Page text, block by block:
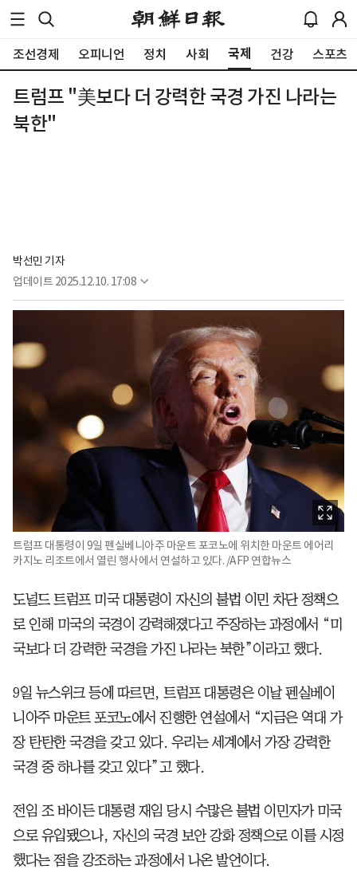
조선경제 오피니언 정치 사회 국제 건강 스포츠
트럼프 "美보다 더 강력한 국경 가진 나라는
북한"
박선민 기자
업데이트 2025.12.10. 17:08
트럼프 대통령이 9일 펜실베니아주 마운트 포코노에 위치한 마운트 에어리
카지노 리조트에서 열린 행사에서 연설하고 있다. /AFP 연합뉴스
도널드 트럼프 미국 대통령이 자신의 불법 이민 차단 정책으
로 인해 미국의 국경이 강력해졌다고 주장하는 과정에서 “미
국보다 더 강력한 국경을 가진 나라는 북한”이라고 했다.
9일 뉴스위크 등에 따르면, 트럼프 대통령은 이날 펜실베이
니아주 마운트 포코노에서 진행한 연설에서 “지금은 역대 가
장 탄탄한 국경을 갖고 있다. 우리는 세계에서 가장 강력한
국경 중 하나를 갖고 있다”고 했다.
전임 조 바이든 대통령 재임 당시 수많은 불법 이민자가 미국
으로 유입됐으나, 자신의 국경 보안 강화 정책으로 이를 시정
했다는 점을 강조하는 과정에서 나온 발언이다.